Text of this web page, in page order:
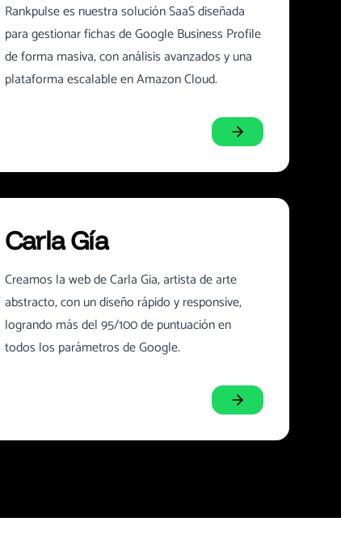
Rankpulse es nuestra solución SaaS diseñada
para gestionar fichas de Google Business Profile
de forma masiva, con análisis avanzados y una
plataforma escalable en Amazon Cloud.
Carla Gía
Creamos la web de Carla Gia, artista de arte
abstracto, con un diseño rápido y responsive,
logrando más del 95/100 de puntuación en
todos los parámetros de Google.